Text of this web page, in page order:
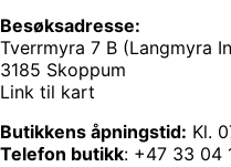
Besøksadresse:
Tverrmyra 7 B (Langmyra
3185 Skoppum
Link til kart
Butikkens åpningstid: Kl.
Telefon butikk: +47 33 04